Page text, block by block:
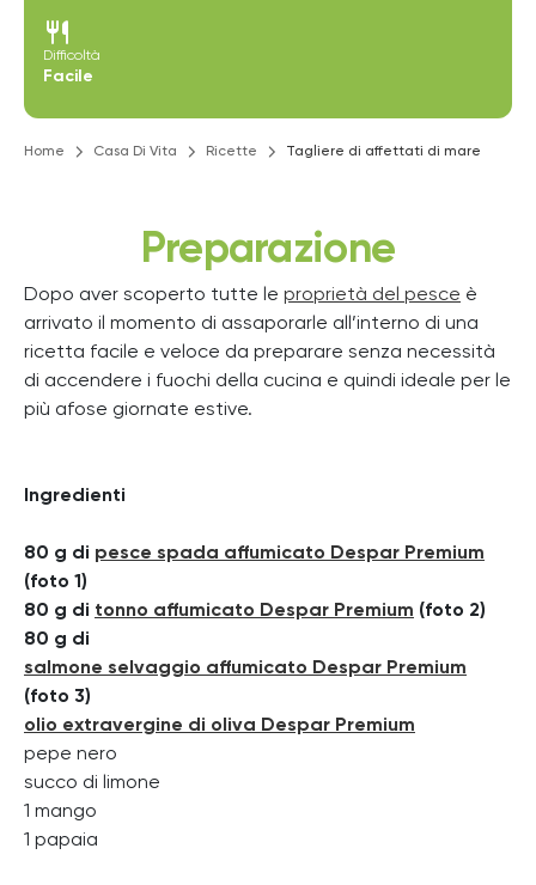
restaurant
Difficoltà
Facile
Home Casa Di Vita Ricette Tagliere di affettati di mare
Preparazione
Dopo aver scoperto tutte le proprietà del pesce è
arrivato il momento di assaporarle all’interno di una
ricetta facile e veloce da preparare senza necessità
di accendere i fuochi della cucina e quindi ideale per le
più afose giornate estive.
Ingredienti
80 g di pesce spada affumicato Despar Premium
(foto 1)
80 g di tonno affumicato Despar Premium (foto 2)
80 g di
salmone selvaggio affumicato Despar Premium
(foto 3)
olio extravergine di oliva Despar Premium
pepe nero
succo di limone
1 mango
1 papaia